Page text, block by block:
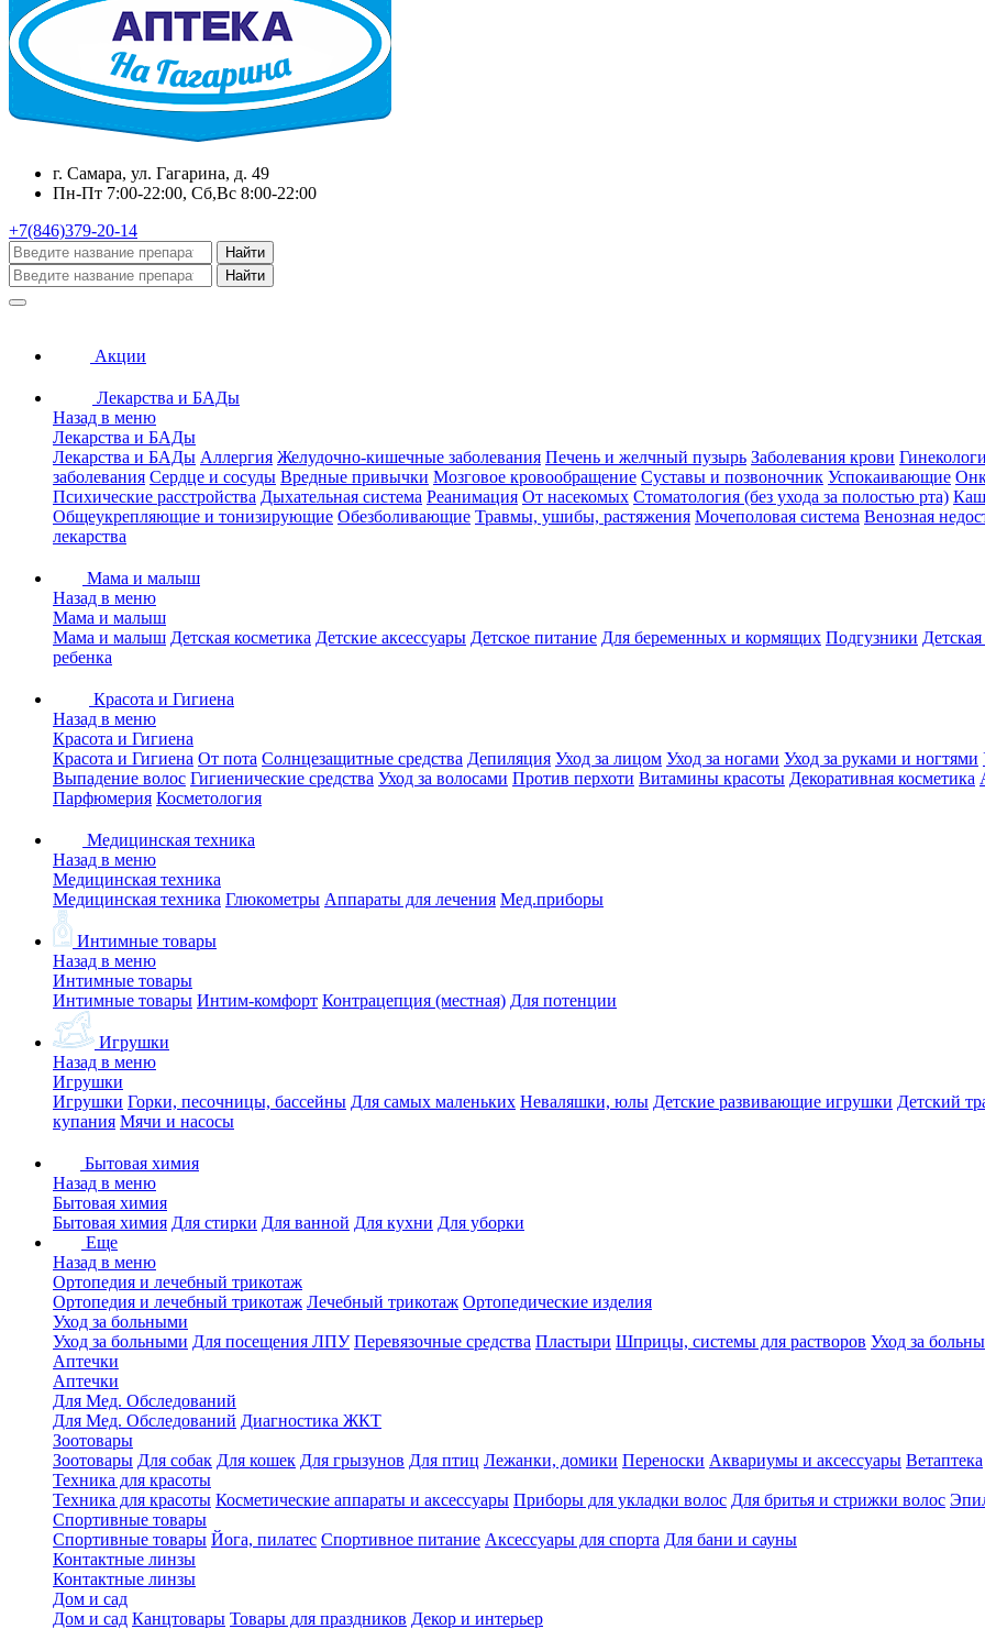
г. Самара, ул. Гагарина, д. 49
Пн-Пт 7:00-22:00, Сб,Вс 8:00-22:00
+7(846)379-20-14
Найти
Найти
Акции
Лекарства и БАДы
Назад в меню
Лекарства и БАДы
Лекарства и БАДы Аллергия Желудочно-кишечные заболевания Печень и желчный пузырь Заболевания крови
заболевания Сердце и сосуды Вредные привычки Мозговое кровообращение Суставы и позвоночник Успокаивающие
Психические расстройства Дыхательная система Реанимация От насекомых Стоматология (без ухода за полостью рта)
Общеукрепляющие и тонизирующие Обезболивающие Травмы, ушибы, растяжения Мочеполовая система Венозная
лекарства
Мама и малыш
Назад в меню
Мама и малыш
Мама и малыш Детская косметика Детские аксессуары Детское питание Для беременных и кормящих Подгузники
ребенка
Красота и Гигиена
Назад в меню
Красота и Гигиена
Красота и Гигиена От пота Солнцезащитные средства Депиляция Уход за лицом Уход за ногами Уход за руками и ногтями
Выпадение волос Гигиенические средства Уход за волосами Против перхоти Витамины красоты Декоративная косметика
Парфюмерия Косметология
Медицинская техника
Назад в меню
Медицинская техника
Медицинская техника Глюкометры Аппараты для лечения Мед.приборы
Интимные товары
Назад в меню
Интимные товары
Интимные товары Интим-комфорт Контрацепция (местная) Для потенции
Игрушки
Назад в меню
Игрушки
Игрушки Горки, песочницы, бассейны Для самых маленьких Неваляшки, юлы Детские развивающие игрушки Детский
купания Мячи и насосы
Бытовая химия
Назад в меню
Бытовая химия
Бытовая химия Для стирки Для ванной Для кухни Для уборки
Еще
Назад в меню
Ортопедия и лечебный трикотаж
Ортопедия и лечебный трикотаж Лечебный трикотаж Ортопедические изделия
Уход за больными
Уход за больными Для посещения ЛПУ Перевязочные средства Пластыри Шприцы, системы для растворов Уход за
Аптечки
Аптечки
Для Мед. Обследований
Для Мед. Обследований Диагностика ЖКТ
Зоотовары
Зоотовары Для собак Для кошек Для грызунов Для птиц Лежанки, домики Переноски Аквариумы и аксессуары Ветаптека
Техника для красоты
Техника для красоты Косметические аппараты и аксессуары Приборы для укладки волос Для бритья и стрижки волос
Спортивные товары
Спортивные товары Йога, пилатес Спортивное питание Аксессуары для спорта Для бани и сауны
Контактные линзы
Контактные линзы
Дом и сад
Дом и сад Канцтовары Товары для праздников Декор и интерьер